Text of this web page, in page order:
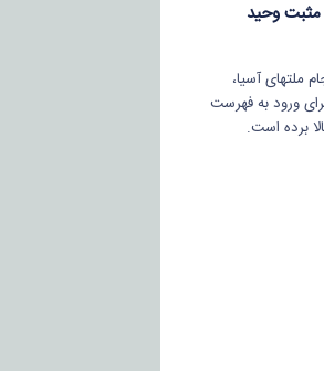
مثبت وحید
ملتهای آسیا،
ورود به فهرست
برده است.